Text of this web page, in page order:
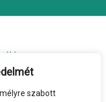
szabott